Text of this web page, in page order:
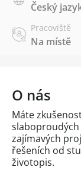
Český
Pracoviště
Na místě
O nás
Máte
slaboproudých
zajímavých
řešeních od
životopis.